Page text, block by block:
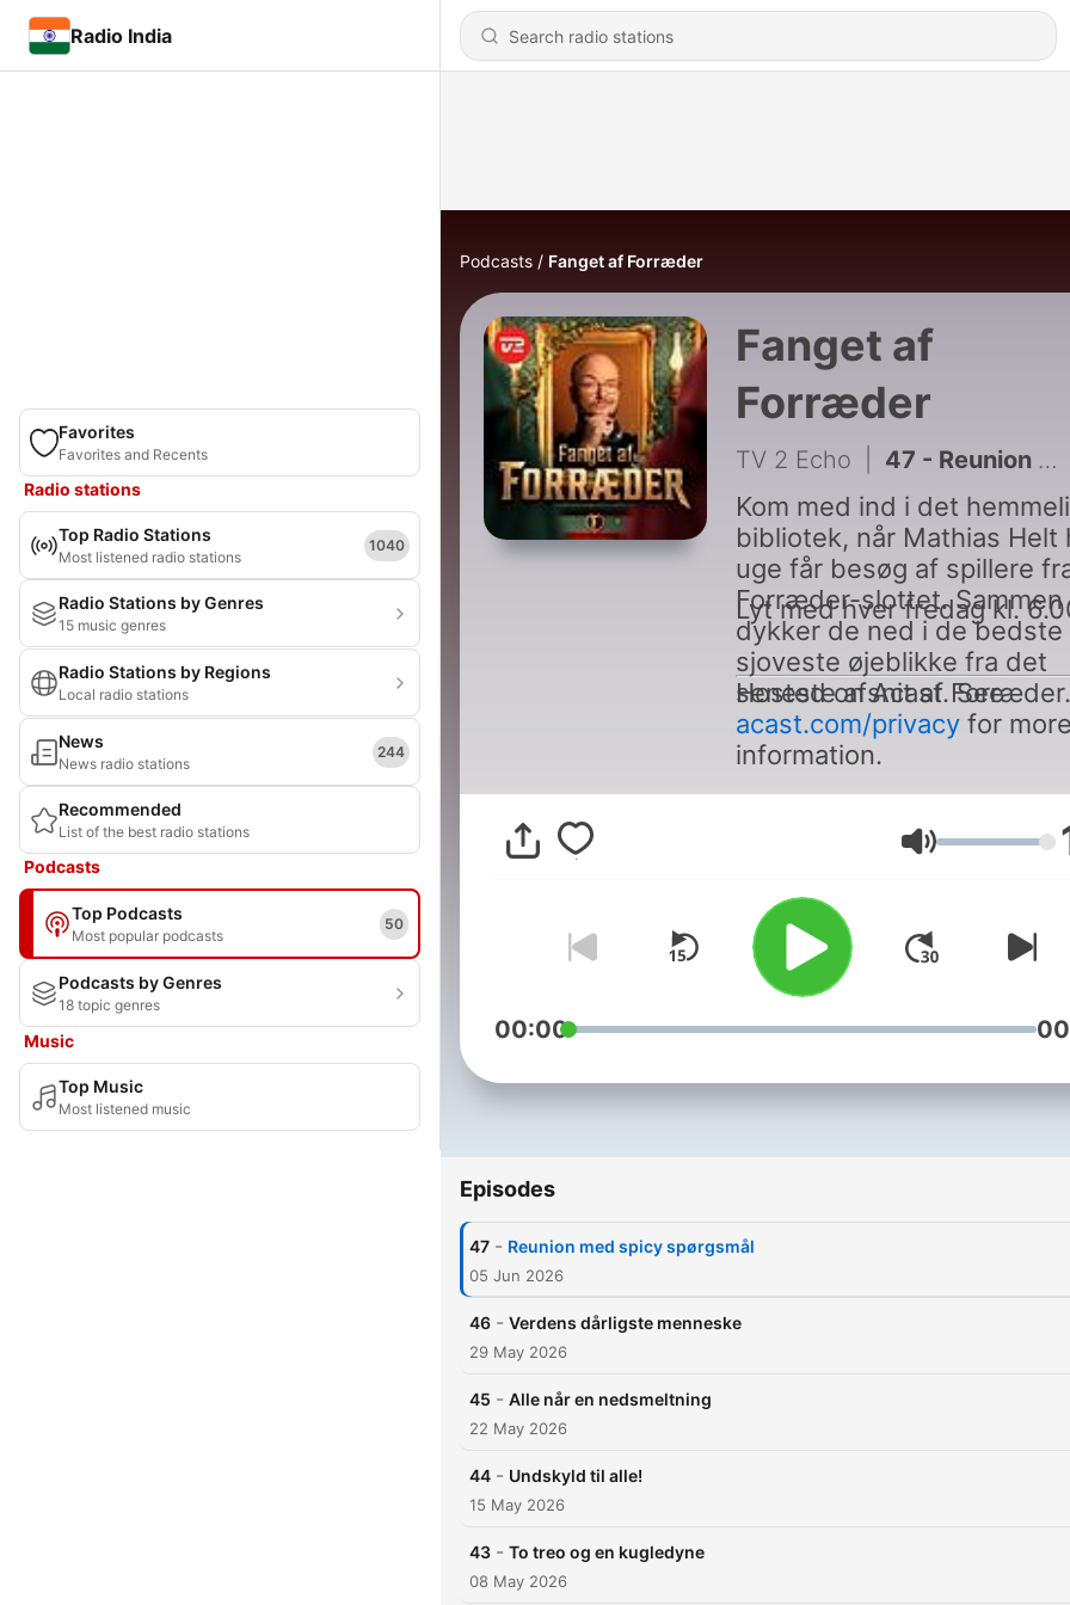
Radio India
Favorites
Favorites and Recents
Radio stations
Top Radio Stations
Most listened radio stations
1040
Radio Stations by Genres
15 music genres
Radio Stations by Regions
Local radio stations
News
News radio stations
244
Recommended
List of the best radio stations
Podcasts
Top Podcasts
Most popular podcasts
50
Podcasts by Genres
18 topic genres
Music
Top Music
Most listened music
Podcasts Fanget af Forræder
Fanget af
Forræder
TV 2 Echo 47 - Reunion med spicy spørgsmål
Kom med ind i det
bibliotek, når Mathias Helt
uge får besøg af spillere
Forræder-slottet. Sammen
dykker de ned i de bedste
sjoveste øjeblikke fra det
seneste afsnit af Forræder.
Lyt med hver fredag kl.
Hosted on Acast. See
acast.com/privacyfor more
information.
Volume
00:00
Episodes
47 - Reunion med spicy spørgsmål
05 Jun 2026
46 - Verdens dårligste menneske
29 May 2026
45 - Alle når en nedsmeltning
22 May 2026
44 - Undskyld til alle!
15 May 2026
43 - To treo og en kugledyne
08 May 2026